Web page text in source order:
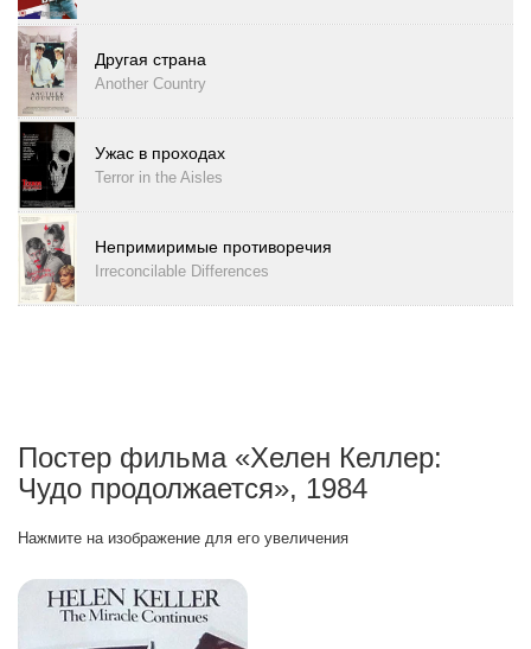
Другая страна
Another Country
Ужас в проходах
Terror in the Aisles
Непримиримые противоречия
Irreconcilable Differences
Постер фильма «Хелен Келлер:
Чудо продолжается», 1984
Нажмите на изображение для его увеличения